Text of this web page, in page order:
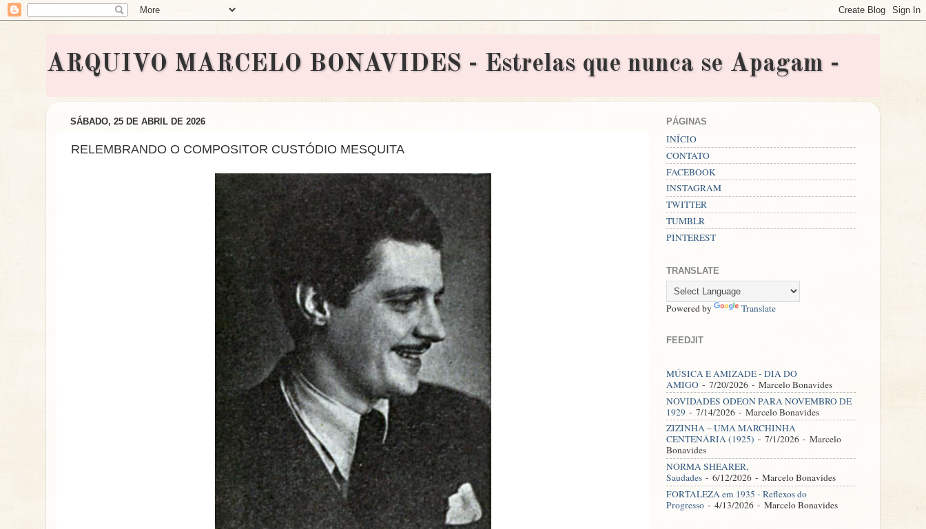
ARQUIVO MARCELO BONAVIDES - Estrelas que nunca se Apagam -
SÁBADO, 25 DE ABRIL DE 2026
RELEMBRANDO O COMPOSITOR CUSTÓDIO MESQUITA
PÁGINAS
INÍCIO
CONTATO
FACEBOOK
INSTAGRAM
TWITTER
TUMBLR
PINTEREST
TRANSLATE
Powered by Translate
FEEDJIT
MÚSICA E AMIZADE - DIA DO
AMIGO - 7/20/2026 - Marcelo Bonavides
NOVIDADES ODEON PARA NOVEMBRO DE
1929 - 7/14/2026 - Marcelo Bonavides
ZIZINHA – UMA MARCHINHA
CENTENÁRIA (1925) - 7/1/2026 - Marcelo
Bonavides
NORMA SHEARER,
Saudades - 6/12/2026 - Marcelo Bonavides
FORTALEZA em 1935 - Reflexos do
Progresso - 4/13/2026 - Marcelo Bonavides